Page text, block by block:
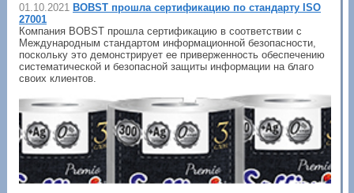
01.10.2021 BOBST прошла сертификацию по стандарту ISO
27001
Компания BOBST прошла сертификацию в соответствии с
Международным стандартом информационной безопасности,
поскольку это демонстрирует ее приверженность обеспечению
систематической и безопасной защиты информации на благо
своих клиентов.